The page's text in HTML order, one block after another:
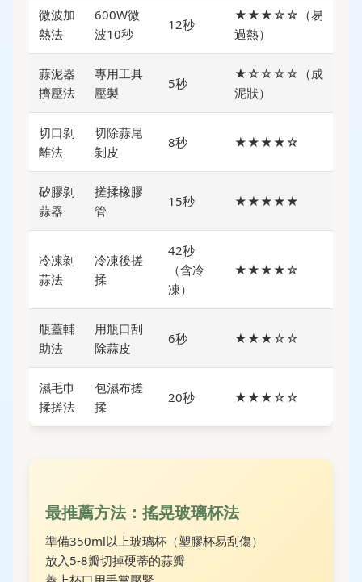
微波加
熱法
600W微
波10秒
12秒
★★★☆☆（易
過熱）
蒜泥器
擠壓法
專用工具
壓製
5秒
★☆☆☆☆（成
泥狀）
切口剝
離法
切除蒜尾
剝皮
8秒 ★★★★☆
矽膠剝
蒜器
搓揉橡膠
管
15秒 ★★★★★
冷凍剝
蒜法
冷凍後搓
揉
42秒
（含冷
凍）
★★★★☆
瓶蓋輔
助法
用瓶口刮
除蒜皮
6秒 ★★★☆☆
濕毛巾
揉搓法
包濕布搓
揉
20秒 ★★★☆☆
最推薦方法：搖晃玻璃杯法
準備350ml以上玻璃杯（塑膠杯易刮傷）
放入5-8瓣切掉硬蒂的蒜瓣